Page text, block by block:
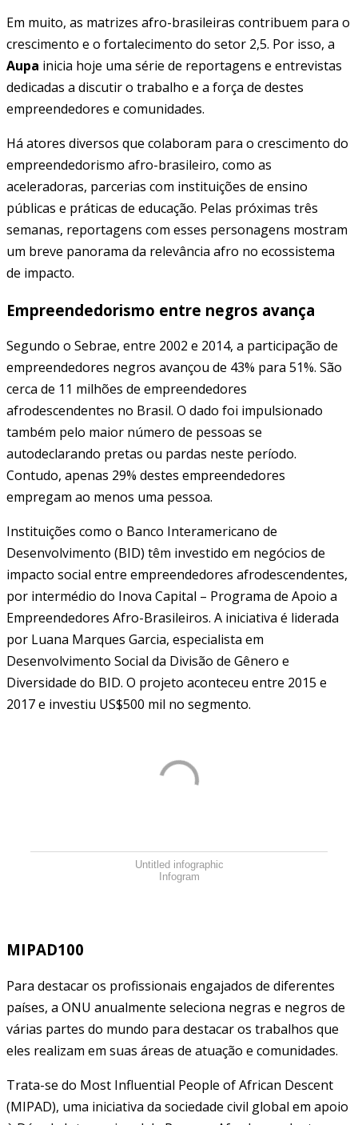
Em muito, as matrizes afro-brasileiras contribuem para o
crescimento e o fortalecimento do setor 2,5. Por isso, a
Aupa inicia hoje uma série de reportagens e entrevistas
dedicadas a discutir o trabalho e a força de destes
empreendedores e comunidades.
Há atores diversos que colaboram para o crescimento do
empreendedorismo afro-brasileiro, como as
aceleradoras, parcerias com instituições de ensino
públicas e práticas de educação. Pelas próximas três
semanas, reportagens com esses personagens mostram
um breve panorama da relevância afro no ecossistema
de impacto.
Empreendedorismo entre negros avança
Segundo o Sebrae, entre 2002 e 2014, a participação de
empreendedores negros avançou de 43% para 51%. São
cerca de 11 milhões de empreendedores
afrodescendentes no Brasil. O dado foi impulsionado
também pelo maior número de pessoas se
autodeclarando pretas ou pardas neste período.
Contudo, apenas 29% destes empreendedores
empregam ao menos uma pessoa.
Instituições como o Banco Interamericano de
Desenvolvimento (BID) têm investido em negócios de
impacto social entre empreendedores afrodescendentes,
por intermédio do Inova Capital – Programa de Apoio a
Empreendedores Afro-Brasileiros. A iniciativa é liderada
por Luana Marques Garcia, especialista em
Desenvolvimento Social da Divisão de Gênero e
Diversidade do BID. O projeto aconteceu entre 2015 e
2017 e investiu US$500 mil no segmento.
Untitled infographic
Infogram
MIPAD100
Para destacar os profissionais engajados de diferentes
países, a ONU anualmente seleciona negras e negros de
várias partes do mundo para destacar os trabalhos que
eles realizam em suas áreas de atuação e comunidades.
Trata-se do Most Influential People of African Descent
(MIPAD), uma iniciativa da sociedade civil global em apoio